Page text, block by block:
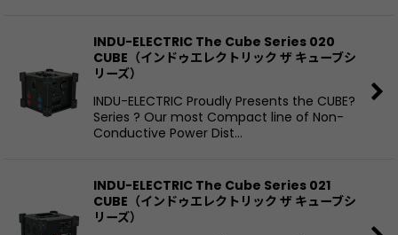
INDU-ELECTRIC The Cube Series 020
CUBE（インドゥエレクトリック ザ キューブシ
リーズ）
INDU-ELECTRIC Proudly Presents the CUBE?
Series ? Our most Compact line of Non-
Conductive Power Dist…
INDU-ELECTRIC The Cube Series 021
CUBE（インドゥエレクトリック ザ キューブシ
リーズ）